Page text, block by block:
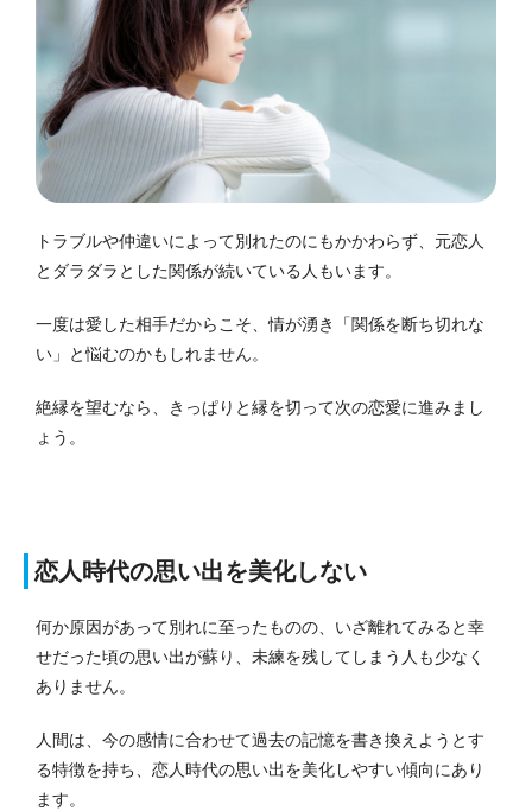
トラブルや仲違いによって別れたのにもかかわらず、元恋人
とダラダラとした関係が続いている人もいます。
一度は愛した相手だからこそ、情が湧き「関係を断ち切れな
い」と悩むのかもしれません。
絶縁を望むなら、きっぱりと縁を切って次の恋愛に進みまし
ょう。
恋人時代の思い出を美化しない
何か原因があって別れに至ったものの、いざ離れてみると幸
せだった頃の思い出が蘇り、未練を残してしまう人も少なく
ありません。
人間は、今の感情に合わせて過去の記憶を書き換えようとす
る特徴を持ち、恋人時代の思い出を美化しやすい傾向にあり
ます。